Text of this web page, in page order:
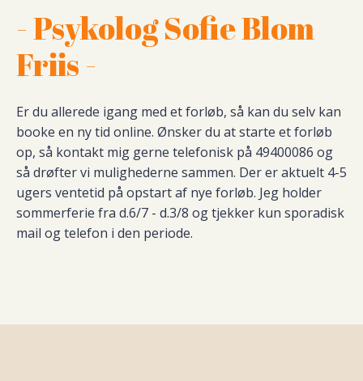
- Psykolog Sofie Blom
Friis -
Er du allerede igang med et forløb, så kan du selv kan
booke en ny tid online. Ønsker du at starte et forløb
op, så kontakt mig gerne telefonisk på 49400086 og
så drøfter vi mulighederne sammen. Der er aktuelt 4-5
ugers ventetid på opstart af nye forløb. Jeg holder
sommerferie fra d.6/7 - d.3/8 og tjekker kun sporadisk
mail og telefon i den periode.